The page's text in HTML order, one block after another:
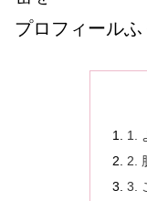
プロフィール
1.
2.
3.